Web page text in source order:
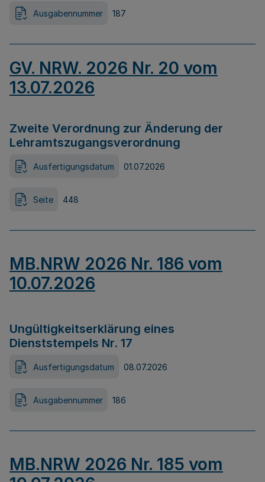
Ausgabennummer 187
GV. NRW. 2026 Nr. 20 vom
13.07.2026
Zweite Verordnung zur Änderung der
Lehramtszugangsverordnung
Ausfertigungsdatum 01.07.2026
Seite 448
MB.NRW 2026 Nr. 186 vom
10.07.2026
Ungültigkeitserklärung eines
Dienststempels Nr. 17
Ausfertigungsdatum 08.07.2026
Ausgabennummer 186
MB.NRW 2026 Nr. 185 vom